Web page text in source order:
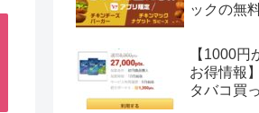
ックの無
【1000円
お得情報
タバコ買